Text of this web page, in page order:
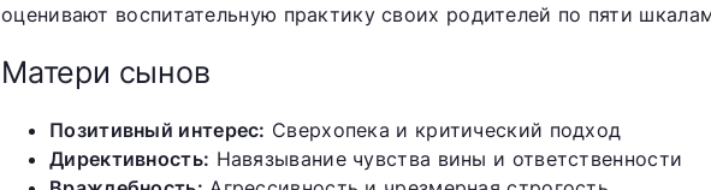
оценивают воспитательную практику своих родителей по пяти
Матери сынов
Позитивный интерес: Сверхопека и критический подход
Директивность: Навязывание чувства вины и ответственности